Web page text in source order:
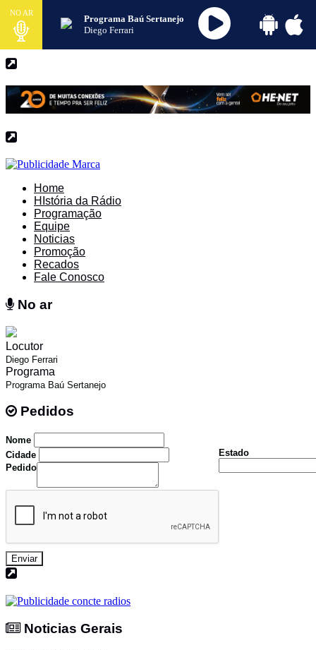
NO AR
Programa Baú Sertanejo
Diego Ferrari
Home
HIstória da Rádio
Programação
Equipe
Noticias
Promoção
Recados
Fale Conosco
No ar
Locutor
Diego Ferrari
Programa
Programa Baú Sertanejo
Pedidos
Nome
Cidade
Estado
Pedido
Enviar
Noticias Gerais